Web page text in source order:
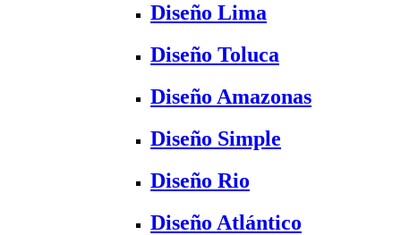
Diseño Lima
Diseño Toluca
Diseño Amazonas
Diseño Simple
Diseño Rio
Diseño Atlántico